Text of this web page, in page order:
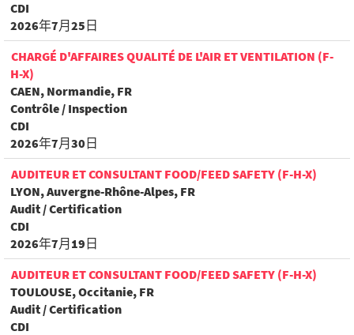
CDI
2026年7月25日
CHARGÉ D'AFFAIRES QUALITÉ DE L'AIR ET VENTILATION (F-
H-X)
CAEN, Normandie, FR
Contrôle / Inspection
CDI
2026年7月30日
AUDITEUR ET CONSULTANT FOOD/FEED SAFETY (F-H-X)
LYON, Auvergne-Rhône-Alpes, FR
Audit / Certification
CDI
2026年7月19日
AUDITEUR ET CONSULTANT FOOD/FEED SAFETY (F-H-X)
TOULOUSE, Occitanie, FR
Audit / Certification
CDI